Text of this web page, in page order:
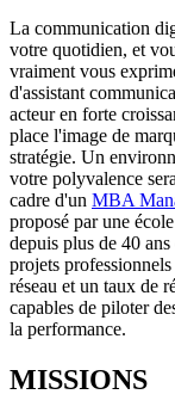
La communication
votre quotidien, et
vraiment vous
d'assistant
acteur en forte
place l'image de
stratégie. Un
votre polyvalence
cadre d'un MBA
proposé par une
depuis plus de 40
projets
réseau et un taux de
capables de piloter
la performance.
MISSIONS